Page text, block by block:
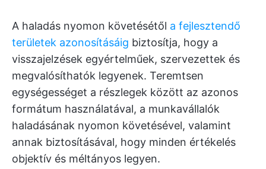
A haladás nyomon követésétől a fejlesztendő
területek azonosításáig biztosítja, hogy a
visszajelzések egyértelműek, szervezettek és
megvalósíthatók legyenek. Teremtsen
egységességet a részlegek között az azonos
formátum használatával, a munkavállalók
haladásának nyomon követésével, valamint
annak biztosításával, hogy minden értékelés
objektív és méltányos legyen.